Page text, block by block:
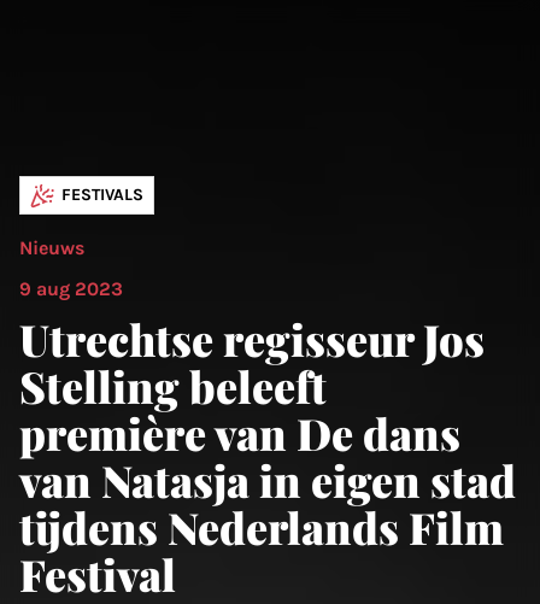
FESTIVALS
Nieuws
9 aug 2023
Utrechtse regisseur Jos
Stelling beleeft
première van De dans
van Natasja in eigen stad
tijdens Nederlands Film
Festival